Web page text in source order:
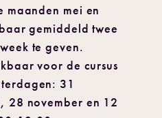
mei en
gemiddeld twee
te geven.
voor de cursus
31
november en 12